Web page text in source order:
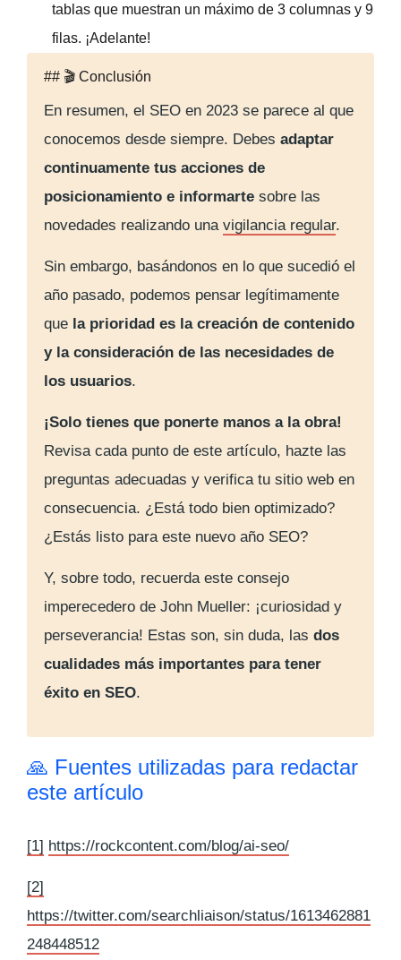
tablas que muestran un máximo de 3 columnas y 9
filas. ¡Adelante!
## 🎬 Conclusión
En resumen, el SEO en 2023 se parece al que
conocemos desde siempre. Debes adaptar
continuamente tus acciones de
posicionamiento e informarte sobre las
novedades realizando una vigilancia regular.
Sin embargo, basándonos en lo que sucedió el
año pasado, podemos pensar legítimamente
que la prioridad es la creación de contenido
y la consideración de las necesidades de
los usuarios.
¡Solo tienes que ponerte manos a la obra!
Revisa cada punto de este artículo, hazte las
preguntas adecuadas y verifica tu sitio web en
consecuencia. ¿Está todo bien optimizado?
¿Estás listo para este nuevo año SEO?
Y, sobre todo, recuerda este consejo
imperecedero de John Mueller: ¡curiosidad y
perseverancia! Estas son, sin duda, las dos
cualidades más importantes para tener
éxito en SEO.
🙏 Fuentes utilizadas para redactar
este artículo
[1] https://rockcontent.com/blog/ai-seo/
[2]
https://twitter.com/searchliaison/status/1613462881
248448512